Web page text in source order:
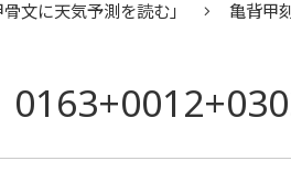
文に天気予測を読む」 亀背甲